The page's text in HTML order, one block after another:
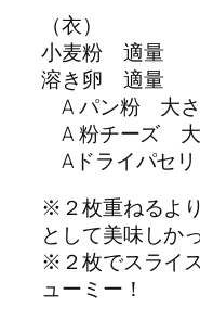
（衣）
小麦粉 適量
溶き卵 適量
A パン粉 大さ
A 粉チーズ 大
Aドライパセ
※２枚重ねるよ
として美味しか
※２枚でスライ
ューミー！